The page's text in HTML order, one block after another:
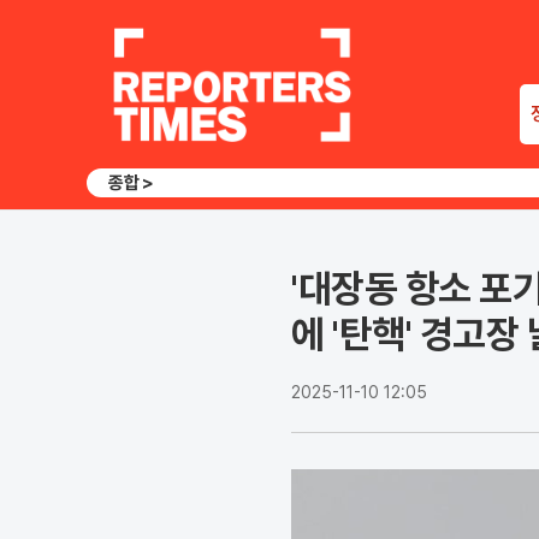
종합 >
'대장동 항소 포
에 '탄핵' 경고장
2025-11-10 12:05